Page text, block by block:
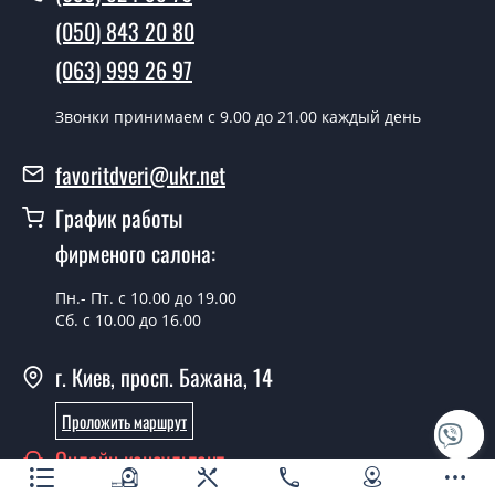
В тот же день в течении нескольких часов, при
условии наличия их на складе, либо на следующий
замерщика?
Да можно.
У вас есть в наличии готовые
уличные двери?
Да, мы имеем большой ассортимент готовых уличных
Какая стоимость самых дешевых
уличных дверей?
От 5200 грн.
(050) 843 20 80
(063) 999 26 97
Звонки принимаем c 9.00 до 21.00 каждый день
favoritdveri@ukr.net
График работы
фирменого салона:
Пн.- Пт. с 10.00 до 19.00
Сб. с 10.00 до 16.00
г. Киев, просп. Бажана, 14
Проложить маршрут
Онлайн консультант